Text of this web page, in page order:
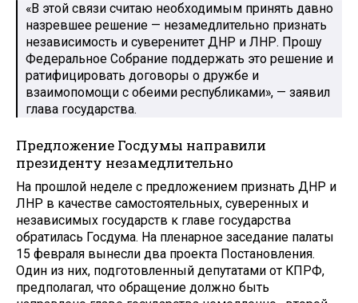
«В этой связи считаю необходимым принять давно
назревшее решение — незамедлительно признать
независимость и суверенитет ДНР и ЛНР. Прошу
Федеральное Собрание поддержать это решение и
ратифицировать договоры о дружбе и
взаимопомощи с обеими республиками», — заявил
глава государства.
Предложение Госдумы направили
президенту незамедлительно
На прошлой неделе с предложением признать ДНР и
ЛНР в качестве самостоятельных, суверенных и
независимых государств к главе государства
обратилась Госдума. На пленарное заседание палаты
15 февраля вынесли два проекта Постановления.
Один из них, подготовленный депутатами от КПРФ,
предполагал, что обращение должно быть